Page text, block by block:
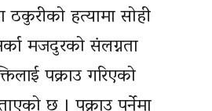
हत्यामा सोही
मजदुरको संलग्नता
पक्राउ गरिएको